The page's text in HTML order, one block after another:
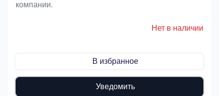
компании.
Нет в наличии
В избранное
Уведомить